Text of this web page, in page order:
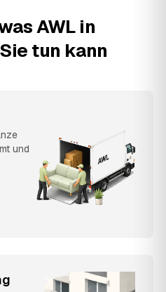
AWL in
tun kann
und